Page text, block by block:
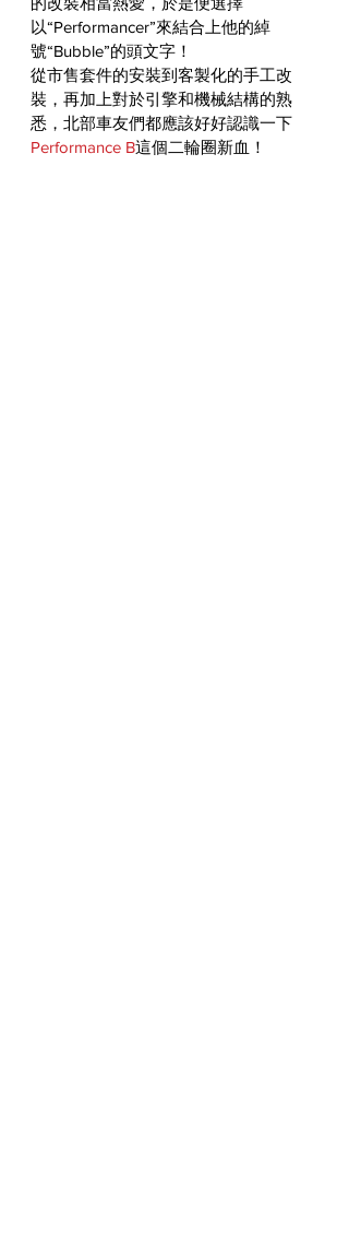
以“Performancer”來結合上他的綽
號“Bubble”的頭文字！
從市售套件的安裝到客製化的手工改
裝，再加上對於引擎和機械結構的熟
悉，北部車友們都應該好好認識一下
Performance B這個二輪圈新血！